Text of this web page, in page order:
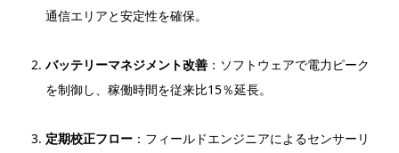
通信エリアと安定性を確保。
バッテリーマネジメント改善 ：ソフトウェアで電力ピーク
を制御し、稼働時間を従来比15％延長。
定期校正フロー ：フィールドエンジニアによるセンサーリ